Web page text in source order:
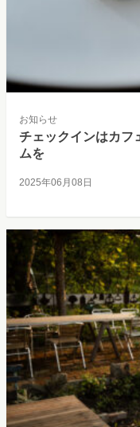
お知らせ
チェックインはカフ
ムを
2025年06月08日